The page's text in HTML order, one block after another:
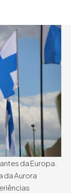
da Europa.
da Aurora